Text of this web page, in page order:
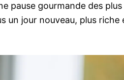
pause gourmande des plus
un jour nouveau, plus riche